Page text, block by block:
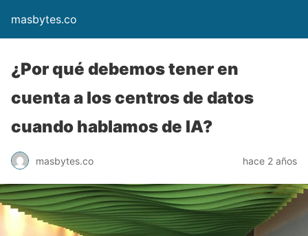
masbytes.co
¿Por qué debemos tener en
cuenta a los centros de datos
cuando hablamos de IA?
masbytes.co hace 2 años